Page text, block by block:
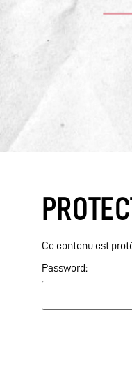
Ce contenu est
Password: